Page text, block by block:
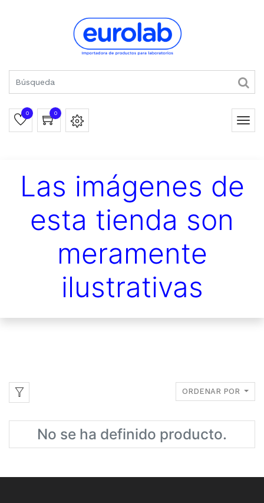
0 0
Las imágenes de
esta tienda son
meramente
ilustrativas
ORDENAR POR
No se ha definido producto.